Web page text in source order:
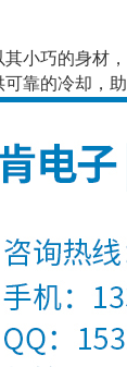
巧的身材，
靠的冷却，